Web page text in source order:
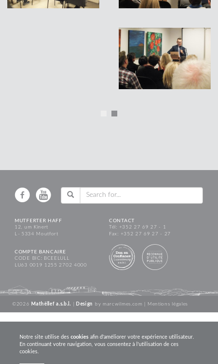
MUTFERTER HAFF
12, um Kinert
L - 5334 Moutfort
CONTACT
Tél: +352 27 69 27 - 1
Fax: +352 27 69 27 - 27
COMPTE BANCAIRE
CODE BIC: BCEELULL
LU63 0019 1255 2702 4000
©2026 Mathëllef a.s.b.l. Design by marcwilmes.com Mentions légales
Notre site utilise des cookies afin d'améliorer votre expérience utilisateur.
En continuant votre navigation, vous consentez à l'utilisation de ces
cookies.